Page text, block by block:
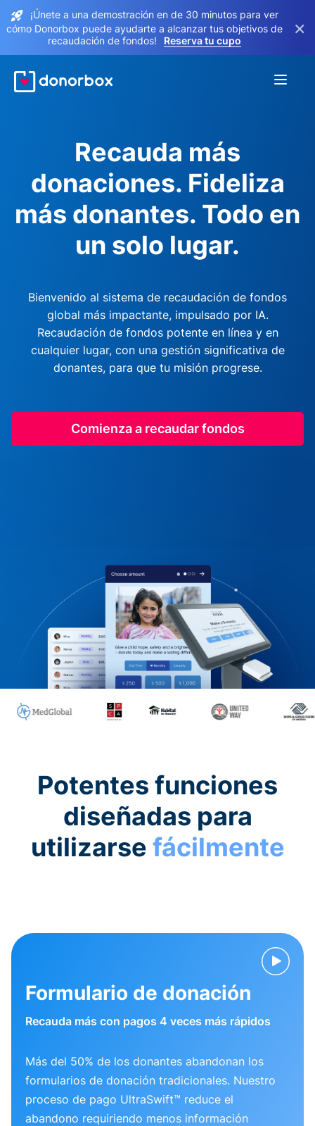
¡Únete a una demostración en de 30 minutos para ver
cómo Donorbox puede ayudarte a alcanzar tus objetivos de
recaudación de fondos!
Reserva tu cupo
×
Recauda más
donaciones. Fideliza
más donantes. Todo en
un solo lugar.
Bienvenido al sistema de recaudación de fondos
global más impactante, impulsado por IA.
Recaudación de fondos potente en línea y en
cualquier lugar, con una gestión significativa de
donantes, para que tu misión progrese.
Comienza a recaudar fondos
Potentes funciones
diseñadas para
utilizarse fácilmente
Formulario de donación
Recauda más con pagos 4 veces más rápidos
Más del 50% de los donantes abandonan los
formularios de donación tradicionales. Nuestro
proceso de pago UltraSwift™ reduce el
abandono requiriendo menos información